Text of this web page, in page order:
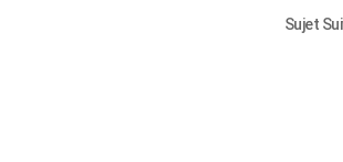
Sujet